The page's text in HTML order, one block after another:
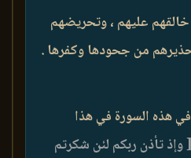
عليهم ، وتحريضهم
من جحودها وكفرها .
هذه السورة في هذا
[ وإذ تأذن ربكم لئن شكرتم